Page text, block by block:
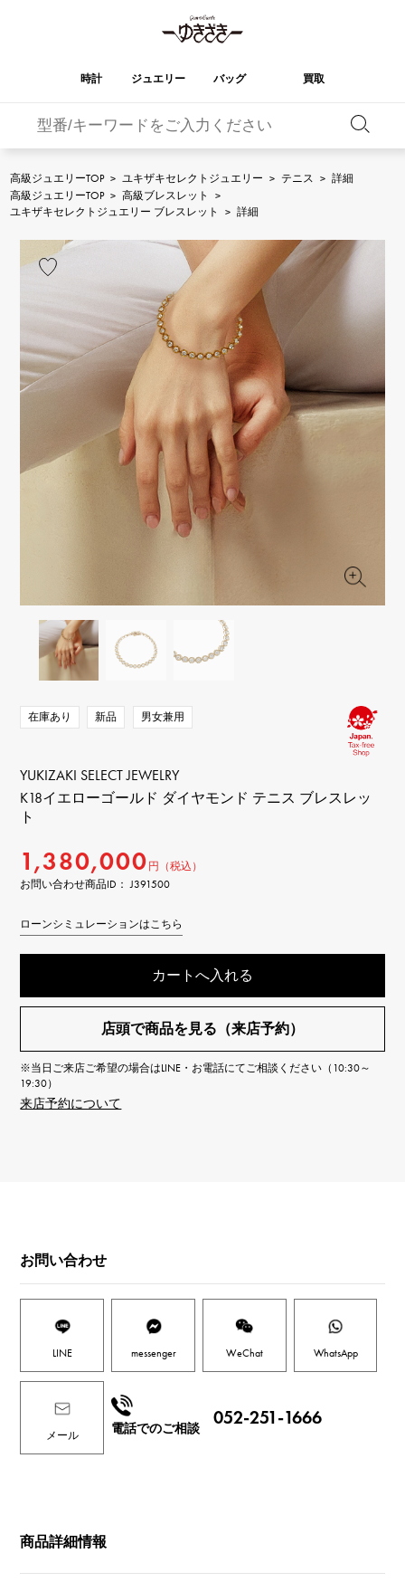
時計 ジュエリー バッグ 買取
OMEGA
オメガ ブライトリング
A.LANGE & SOHNE Breguet
ブレゲ
PATEK PHILIPPE
パテック・フィリップ
IWC
IWC
FRANCK MULLER
フランク・ミュラー
RICHARD MILLE
リシャール・ミル
VACHERON
CONSTANTIN
ヴァシュロン・コンスタ
PANERAI
パネライ
AUDEMARS PIGUET
オーデマ・ピゲ
JAEGER LE COULTRE
ゼニス タグホイヤー
DUNAMIS
デュナミス
VINTAGE WATCH
YUKIZAKI
ジュエリー
ジュエリー
レガリア ダブルトップ
NOMBRE
ノンブル
NOMBRE putite
ノンブルプティ
ALPHA
アルファ
ALPHA putite
アルファプティ
eclat
エクラ
RICH CROSS
リッチクロス
TwinPinky
ツインピンキー
ANGLER
アングラー
ETERNITY
オリジナルジュエリー一覧へ
バーキン オータクロア
ケリー
ガーデンパーティー エブリン
チャーム
小物 その他
エルメスバッグ
高級ジュエリーTOP > ユキザキセレクトジュエリー > テニス > 詳細
高級ジュエリーTOP > 高級ブレスレット
>
ユキザキセレクトジュエリー ブレスレット
> 詳細
在庫あり 新品 男女兼用
YUKIZAKI SELECT JEWELRY
K18イエローゴールド ダイヤモンド テニス ブレスレッ
ト
1,380,000 円（税込）
お問い合わせ商品ID： J391500
ローンシミュレーションはこちら
カートへ入れる
店頭で商品を見る（来店予約）
※当日ご来店ご希望の場合はLINE・お電話にてご相談ください（10:30～
19:30）
来店予約について
お問い合わせ
LINE messenger WeChat WhatsApp
メール 電話でのご相談
052-251-1666
商品詳細情報